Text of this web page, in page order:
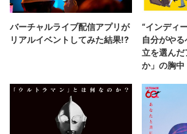
バーチャルライブ配信アプリが
リアルイベントしてみた結果!?
“インディ
自分がや
立を選ん
か」の胸中